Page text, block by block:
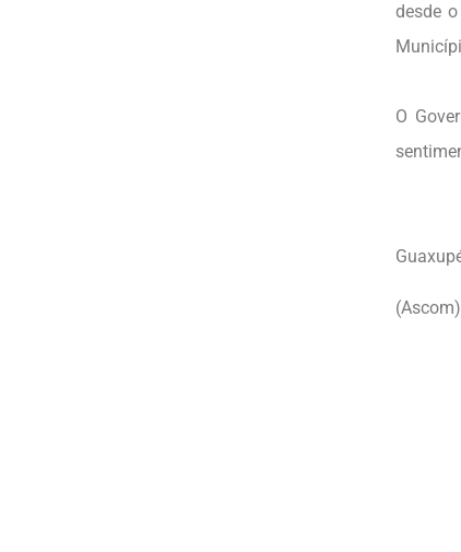
desde
O
(Ascom)